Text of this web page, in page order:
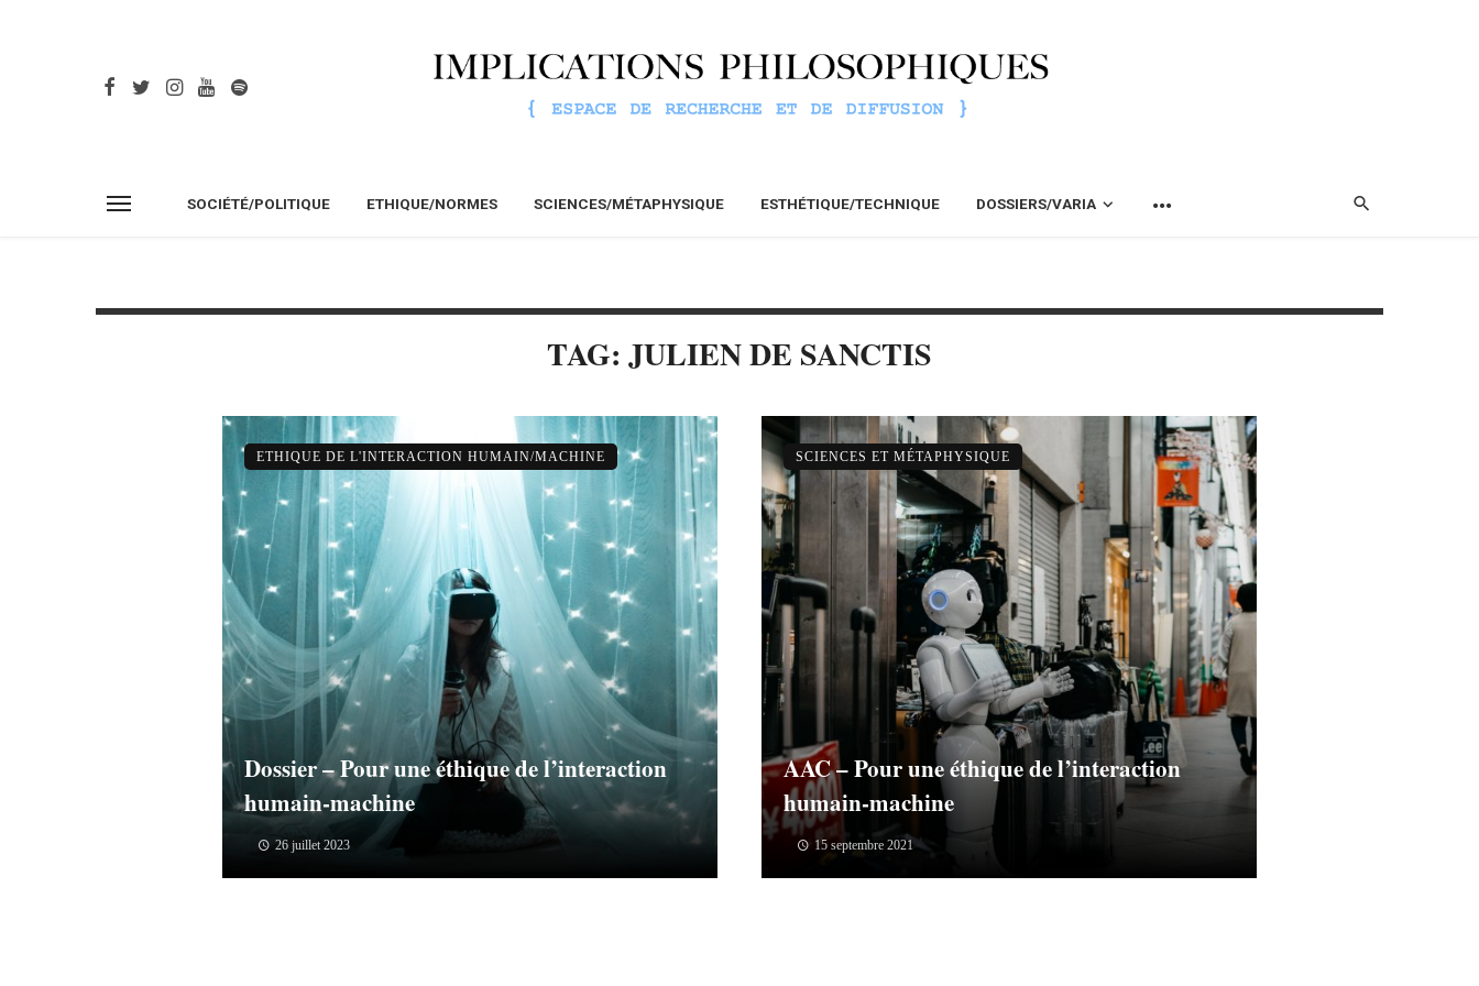
SOCIÉTÉ/POLITIQUE ETHIQUE/NORMES SCIENCES/MÉTAPHYSIQUE ESTHÉTIQUE/TECHNIQUE DOSSIERS/VARIA
TAG: JULIEN DE SANCTIS
Dossier – Pour une éthique de l’interaction
humain-machine
26 juillet 2023
ETHIQUE DE L'INTERACTION HUMAIN/MACHINE
AAC – Pour une éthique de l’interaction
humain-machine
15 septembre 2021
SCIENCES ET MÉTAPHYSIQUE